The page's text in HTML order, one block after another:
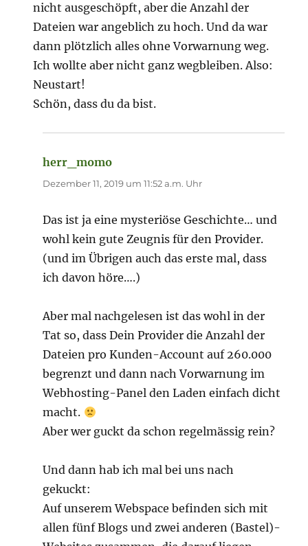
nicht ausgeschöpft, aber die Anzahl der
Dateien war angeblich zu hoch. Und da war
dann plötzlich alles ohne Vorwarnung weg.
Ich wollte aber nicht ganz wegbleiben. Also:
Neustart!
Schön, dass du da bist.
herr_momo
Dezember 11, 2019 um 11:52 a.m. Uhr
Das ist ja eine mysteriöse Geschichte… und
wohl kein gute Zeugnis für den Provider.
(und im Übrigen auch das erste mal, dass
ich davon höre….)
Aber mal nachgelesen ist das wohl in der
Tat so, dass Dein Provider die Anzahl der
Dateien pro Kunden-Account auf 260.000
begrenzt und dann nach Vorwarnung im
Webhosting-Panel den Laden einfach dicht
macht.
Aber wer guckt da schon regelmässig rein?
Und dann hab ich mal bei uns nach
gekuckt:
Auf unserem Webspace befinden sich mit
allen fünf Blogs und zwei anderen (Bastel)-